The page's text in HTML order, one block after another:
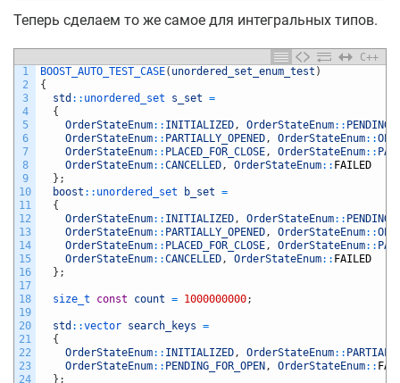
Теперь сделаем то же самое для интегральных типов.
C++
1
2
3
4
5
6
7
8
9
10
11
12
13
14
15
16
17
18
19
20
21
22
23
24
BOOST_AUTO_TEST_CASE( unordered_set_enum_test )
{
std :: unordered_set s_set =
{
OrderStateEnum:: INITIALIZED, OrderStateEnum::
OrderStateEnum:: PARTIALLY_OPENED, OrderStateEnum::
OrderStateEnum:: PLACED_FOR_CLOSE, OrderStateEnum::
OrderStateEnum::CANCELLED, OrderStateEnum:: FAILED
} ;
boost :: unordered_set b_set =
{
OrderStateEnum:: INITIALIZED, OrderStateEnum::
OrderStateEnum:: PARTIALLY_OPENED, OrderStateEnum::
OrderStateEnum:: PLACED_FOR_CLOSE, OrderStateEnum::
OrderStateEnum::CANCELLED, OrderStateEnum:: FAILED
} ;
size_t const count = 1000000000;
std ::vector search_keys =
{
OrderStateEnum:: INITIALIZED, OrderStateEnum::
OrderStateEnum:: PENDING_FOR_OPEN , OrderStateEnum::
} ;